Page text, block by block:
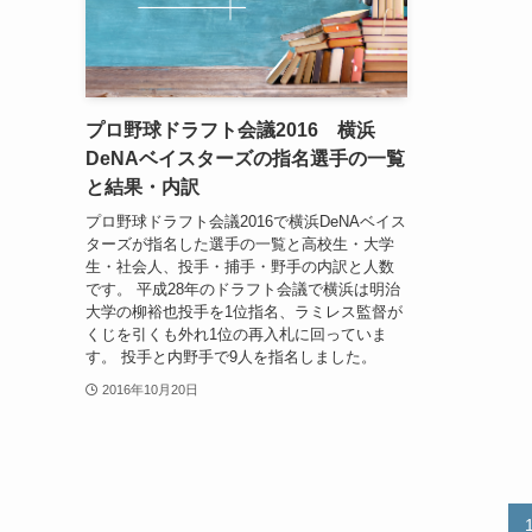
プロ野球ドラフト会議2016 横浜
DeNAベイスターズの指名選手の一覧
と結果・内訳
プロ野球ドラフト会議2016で横浜DeNAベイス
ターズが指名した選手の一覧と高校生・大学
生・社会人、投手・捕手・野手の内訳と人数
です。 平成28年のドラフト会議で横浜は明治
大学の柳裕也投手を1位指名、ラミレス監督が
くじを引くも外れ1位の再入札に回っていま
す。 投手と内野手で9人を指名しました。
2016年10月20日
1